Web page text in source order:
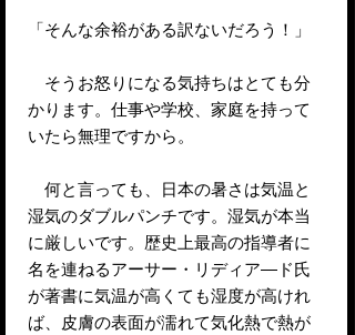
「そんな余裕がある訳ないだろう！」
そうお怒りになる気持ちはとても分
かります。仕事や学校、家庭を持って
いたら無理ですから。
何と言っても、日本の暑さは気温と
湿気のダブルパンチです。湿気が本当
に厳しいです。歴史上最高の指導者に
名を連ねるアーサー・リディア―ド氏
が著書に気温が高くても湿度が高けれ
ば、皮膚の表面が濡れて気化熱で熱が